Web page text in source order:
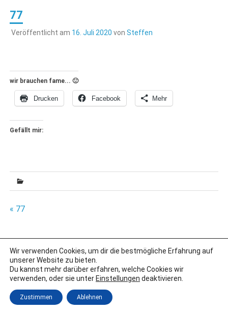
77
Veröffentlicht am 16. Juli 2020 von Steffen
wir brauchen fame... 🙂
Drucken Facebook Mehr
Gefällt mir:
Beitragsnavigation
« 77
IMPRESSUM
DATENSCHUTZERKLÄRUNG
Erstellt mitWordPress
Wir verwenden Cookies, um dir die bestmögliche Erfahrung auf
unserer Website zu bieten.
Du kannst mehr darüber erfahren, welche Cookies wir
verwenden, oder sie unter Einstellungen deaktivieren.
Zustimmen Ablehnen